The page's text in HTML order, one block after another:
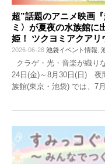
超”話題のアニメ映画
ミ〉が夏夜の水族館に
姫！ ツクヨミアクアリ
2026-06-28 池袋イベント情報
クラゲ・光・音楽が織り
24日(金)～8月30日(日) 夜
族館(東京・池袋) では、7